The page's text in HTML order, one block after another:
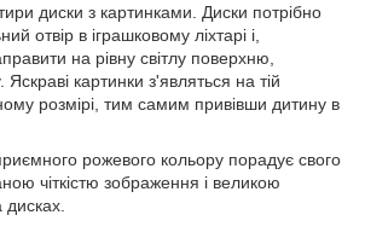
диски з картинками. Диски потрібно
отвір в іграшковому ліхтарі і,
на рівну світлу поверхню,
Яскраві картинки з'являться на тій
розмірі, тим самим привівши дитину в
рожевого кольору порадує свого
чіткістю зображення і великою
дисках.